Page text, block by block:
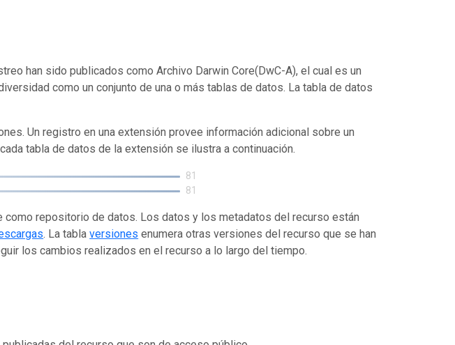
han sido publicados como Archivo Darwin Core(DwC-A), el cual es un
como un conjunto de una o más tablas de datos. La tabla de datos
Un registro en una extensión provee información adicional sobre un
tabla de datos de la extensión se ilustra a continuación.
81
81
como repositorio de datos. Los datos y los metadatos del recurso están
. La tablaversiones enumera otras versiones del recurso que se han
los cambios realizados en el recurso a lo largo del tiempo.